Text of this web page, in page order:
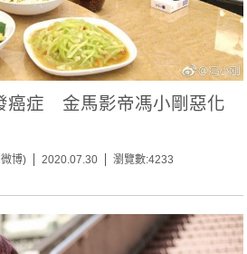
癌症 金馬影帝馮小剛惡化
博) 2020.07.30 瀏覽數:4233